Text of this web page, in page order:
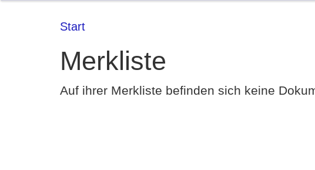
Start
Merkliste
Auf ihrer Merkliste befinden sich keine